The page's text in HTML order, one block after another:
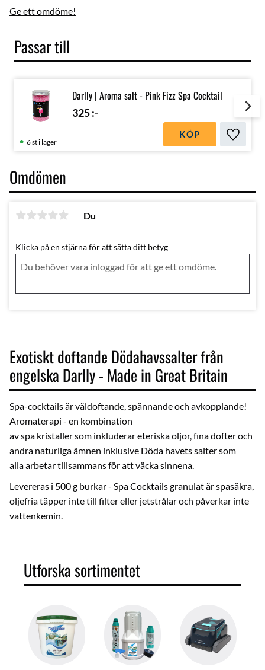
Ge ett omdöme!
Passar till
Darlly | Aroma salt - Pink Fizz Spa Cocktail
325:-
Lägg
6 st i lager
KÖP
Exotiskt doftande Dödahavssalter från
engelska Darlly - Made in Great Britain
Spa-cocktails är väldoftande, spännande och avkopplande!
Aromaterapi - en kombination
av spa kristaller som inkluderar eteriska oljor, fina dofter och
andra naturliga ämnen inklusive Döda havets salter som
alla arbetar tillsammans för att väcka sinnena.
Levereras i 500 g burkar - Spa Cocktails granulat är spasäkra,
oljefria täpper inte till filter eller jetstrålar och påverkar inte
vattenkemin.
Omdömen
Du
Klicka på en stjärna för att sätta ditt betyg
Utforska sortimentet